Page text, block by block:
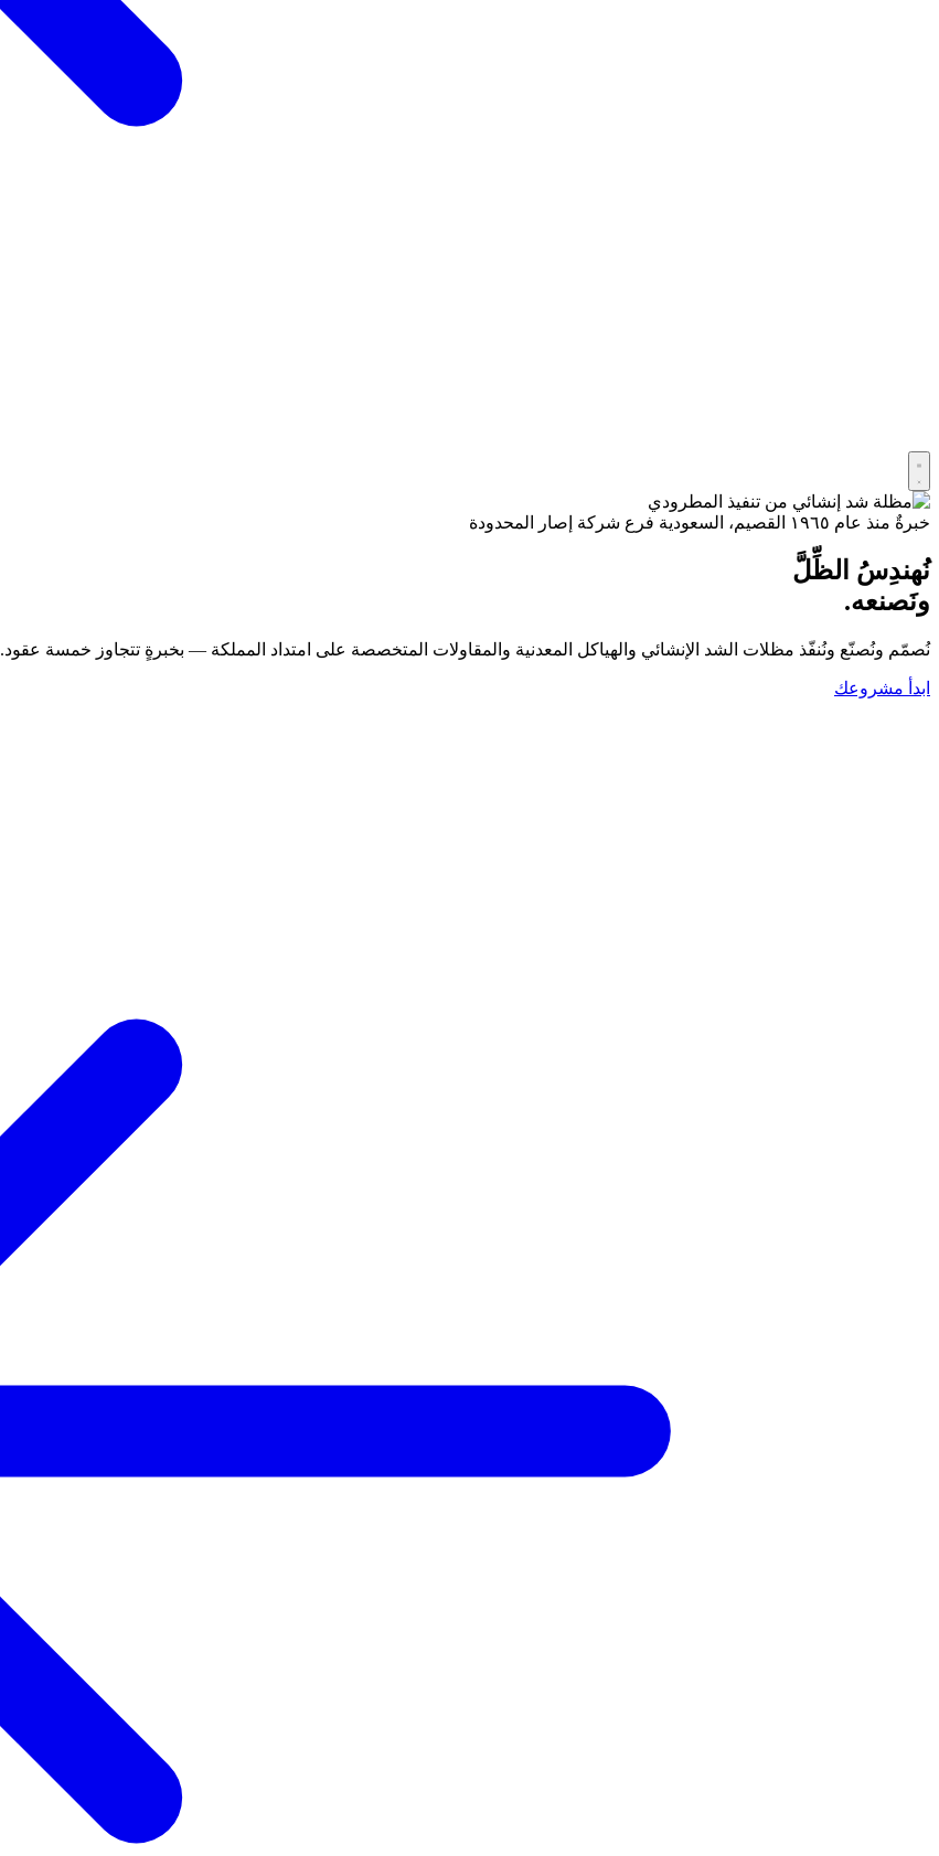
خبرةٌ منذ عام ١٩٦٥ القصيم، السعودية فرع شركة إصار المحدودة
نُهندِسُ الظِّلَّ
ونَصنعه.
نُصمّم ونُصنّع ونُنفّذ مظلات الشد الإنشائي والهياكل المعدنية والمقاولات المتخصصة على امتداد المملكة — بخبرةٍ تتجاوز خمسة عقود.
ابدأ مشروعك